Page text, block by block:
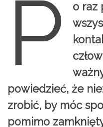
P
o raz
powiedzieć, że
zrobić, by móc
pomimo